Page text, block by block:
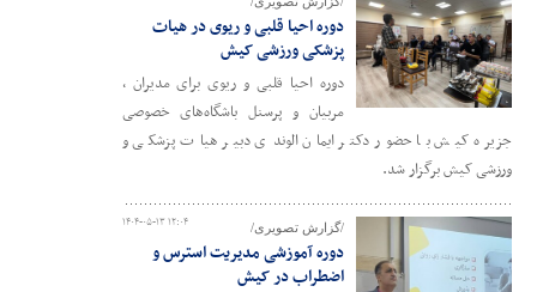
دوره احیا قلبی و ریوی در هیات
پزشکی ورزشی کیش
دوره احیا قلبی و ریوی برای مدیران ،
مربیان و پرسنل باشگاه‌های خصوصی
جزیره کیش با حضور دکتر ایمان الوندی دبیر هیات پزشکی و
ورزشی کیش برگزار شد.
۱۴۰۴-۰۵-۱۳ ۱۲:۰۴ /گزارش تصویری/
دوره آموزشی مدیریت استرس و
اضطراب در کیش